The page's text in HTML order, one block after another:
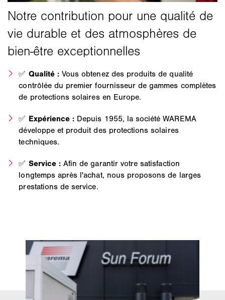
✅ Qualité :Vous obtenez des produits de qualité
contrôlée du premier fournisseur de gammes complètes
de protections solaires en Europe.
✅ Expérience : Depuis 1955, la société WAREMA
développe et produit des protections solaires
techniques.
✅ Service :Afin de garantir votre satisfaction
longtemps après l'achat, nous proposons de larges
prestations de service.